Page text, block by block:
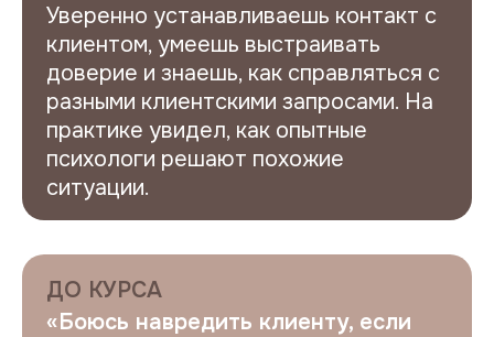
Уверенно устанавливаешь контакт с
клиентом, умеешь выстраивать
доверие и знаешь, как справляться с
разными клиентскими запросами. На
практике увидел, как опытные
психологи решают похожие
ситуации.
ДО КУРСА
«Боюсь навредить клиенту, если